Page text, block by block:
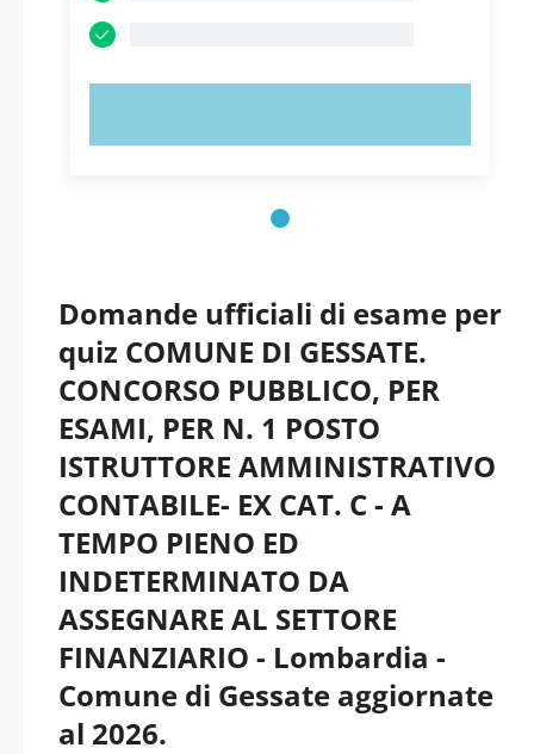
Domande ufficiali di esame per
quiz COMUNE DI GESSATE.
CONCORSO PUBBLICO, PER
ESAMI, PER N. 1 POSTO
ISTRUTTORE AMMINISTRATIVO
CONTABILE- EX CAT. C - A
TEMPO PIENO ED
INDETERMINATO DA
ASSEGNARE AL SETTORE
FINANZIARIO - Lombardia -
Comune di Gessate aggiornate
al 2026.